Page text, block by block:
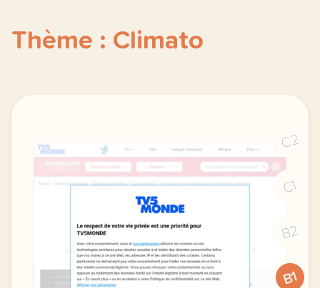
Thème : Climato
C2
C1
B2
B1